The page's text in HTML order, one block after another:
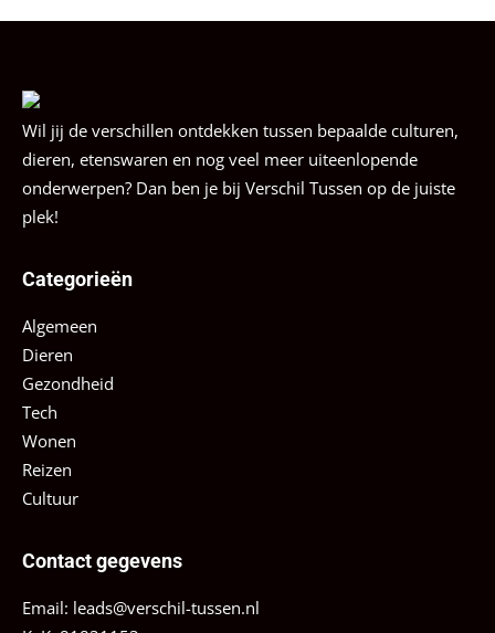
Wil jij de verschillen ontdekken tussen bepaalde culturen,
dieren, etenswaren en nog veel meer uiteenlopende
onderwerpen? Dan ben je bij Verschil Tussen op de juiste
plek!
Categorieën
Algemeen
Dieren
Gezondheid
Tech
Wonen
Reizen
Cultuur
Contact gegevens
Email: leads@verschil-tussen.nl